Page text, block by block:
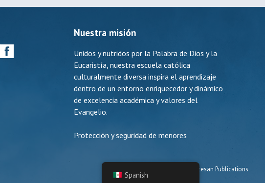
Nuestra misión
Unidos y nutridos por la Palabra de Dios y la
Eucaristía, nuestra escuela católica
culturalmente diversa inspira el aprendizaje
dentro de un entorno enriquecedor y dinámico
de excelencia académica y valores del
Evangelio.
Protección y seguridad de menores
Diocesan Publications
Spanish